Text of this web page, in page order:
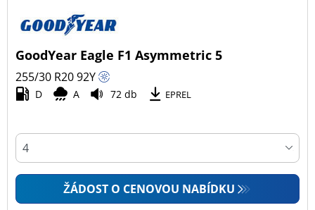
GoodYear Eagle F1 Asymmetric 5
255/30 R2092Y
D A 72 db EPREL
ŽÁDOST O CENOVOU NABÍDKU